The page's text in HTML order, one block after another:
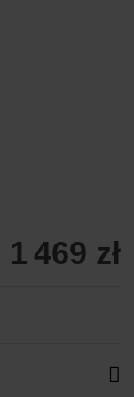
1 469 zł